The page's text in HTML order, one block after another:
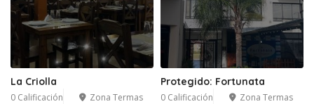
La Criolla
0 Calificación Zona Termas
Protegido: Fortunata
0 Calificación Zona Termas